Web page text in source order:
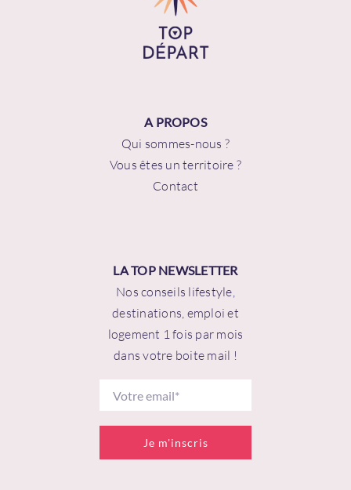
A PROPOS
Qui sommes-nous ?
Vous êtes un territoire ?
Contact
LA TOP NEWSLETTER
Nos conseils lifestyle,
destinations, emploi et
logement 1 fois par mois
dans votre boite mail !
Je m'inscris